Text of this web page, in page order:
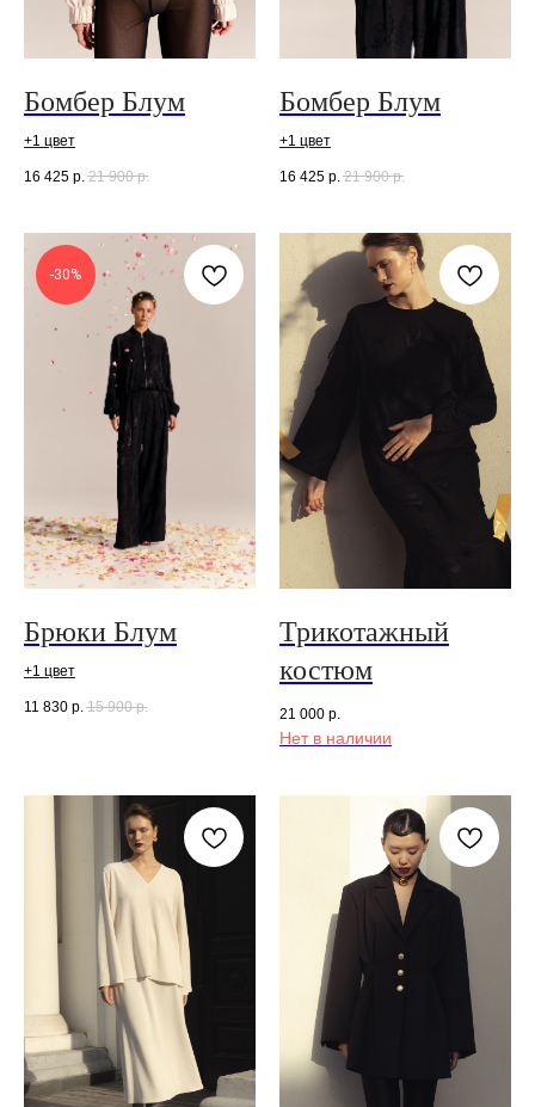
Бомбер Блум
+1 цвет
16 425 р. 21 900 р.
Бомбер Блум
+1 цвет
16 425 р. 21 900 р.
-30%
Брюки Блум
+1 цвет
11 830 р. 15 900 р.
Трикотажный
костюм
21 000 р.
Нет в наличии